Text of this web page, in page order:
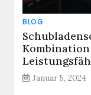
BLOG
Januar 5, 2024